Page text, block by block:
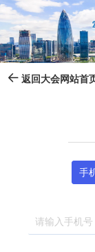
返回大会网站首
手